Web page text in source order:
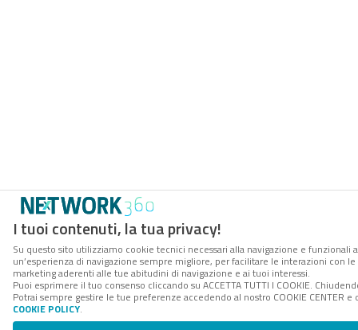
I tuoi contenuti, la tua privacy!
Su questo sito utilizziamo cookie tecnici necessari alla navigazione e
un’esperienza di navigazione sempre migliore, per facilitare le interazioni con
marketing aderenti alle tue abitudini di navigazione e ai tuoi interessi.
Puoi esprimere il tuo consenso cliccando su ACCETTA TUTTI I COOKIE.
Potrai sempre gestire le tue preferenze accedendo al nostro COOKIE
COOKIE POLICY.